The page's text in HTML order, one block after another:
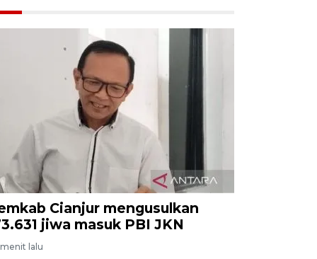
Cianjur mengusulkan
jiwa masuk PBI JKN
lalu